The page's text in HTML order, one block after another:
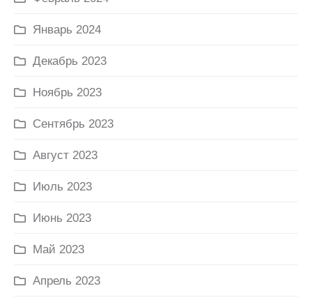
Январь 2024
Декабрь 2023
Ноябрь 2023
Сентябрь 2023
Август 2023
Июль 2023
Июнь 2023
Май 2023
Апрель 2023